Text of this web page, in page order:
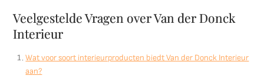
Veelgestelde Vragen over Van der Donck
Interieur
Wat voor soort interieurproducten biedt Van der Donck Interieur
aan?